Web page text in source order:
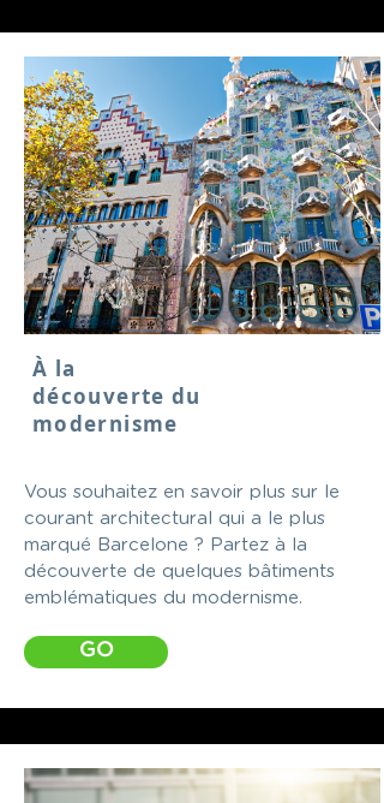
À la
découverte du
modernisme
Vous souhaitez en savoir plus sur le
courant architectural qui a le plus
marqué Barcelone ? Partez à la
découverte de quelques bâtiments
emblématiques du modernisme.
GO